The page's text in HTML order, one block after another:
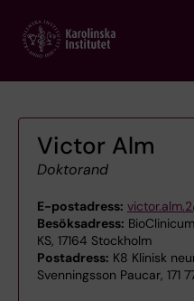
main
Victor Alm
Doktorand
E-postadress:
Besöksadress:
KS, 17164 Stockholm
Postadress: K8 Klinisk
Svenningsson Paucar, 171